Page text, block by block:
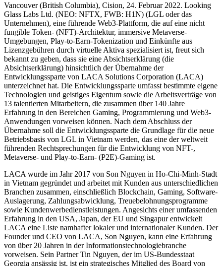
Vancouver (British Columbia), Cision, 24. Februar 2022. Looking
Glass Labs Ltd. (NEO: NFTX, FWB: H1N) (LGL oder das
Unternehmen), eine führende Web3-Plattform, die auf eine nicht
fungible Token- (NFT)-Architektur, immersive Metaverse-
Umgebungen, Play-to-Earn-Tokenization und Einkünfte aus
Lizenzgebühren durch virtuelle Aktiva spezialisiert ist, freut sich
bekannt zu geben, dass sie eine Absichtserklärung (die
Absichtserklärung) hinsichtlich der Übernahme der
Entwicklungssparte von LACA Solutions Corporation (LACA)
unterzeichnet hat. Die Entwicklungssparte umfasst bestimmte eigene
Technologien und geistiges Eigentum sowie die Arbeitsverträge von
13 talentierten Mitarbeitern, die zusammen über 140 Jahre
Erfahrung in den Bereichen Gaming, Programmierung und Web3-
Anwendungen vorweisen können. Nach dem Abschluss der
Übernahme soll die Entwicklungssparte die Grundlage für die neue
Betriebsbasis von LGL in Vietnam werden, das eine der weltweit
führenden Rechtsprechungen für die Entwicklung von NFT-,
Metaverse- und Play-to-Earn- (P2E)-Gaming ist.
LACA wurde im Jahr 2017 von Son Nguyen in Ho-Chi-Minh-Stadt
in Vietnam gegründet und arbeitet mit Kunden aus unterschiedlichen
Branchen zusammen, einschließlich Blockchain, Gaming, Software-
Auslagerung, Zahlungsabwicklung, Treuebelohnungsprogramme
sowie Kundenwerbedienstleistungen. Angesichts einer umfassenden
Erfahrung in den USA, Japan, der EU und Singapur entwickelt
LACA eine Liste namhafter lokaler und internationaler Kunden. Der
Founder und CEO von LACA, Son Nguyen, kann eine Erfahrung
von über 20 Jahren in der Informationstechnologiebranche
vorweisen. Sein Partner Tin Nguyen, der im US-Bundesstaat
Georgia ansässig ist, ist ein strategisches Mitglied des Board von